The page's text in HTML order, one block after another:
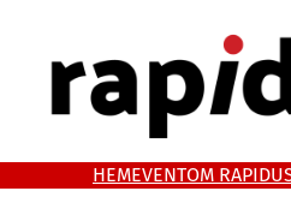
HEMEVENTOM